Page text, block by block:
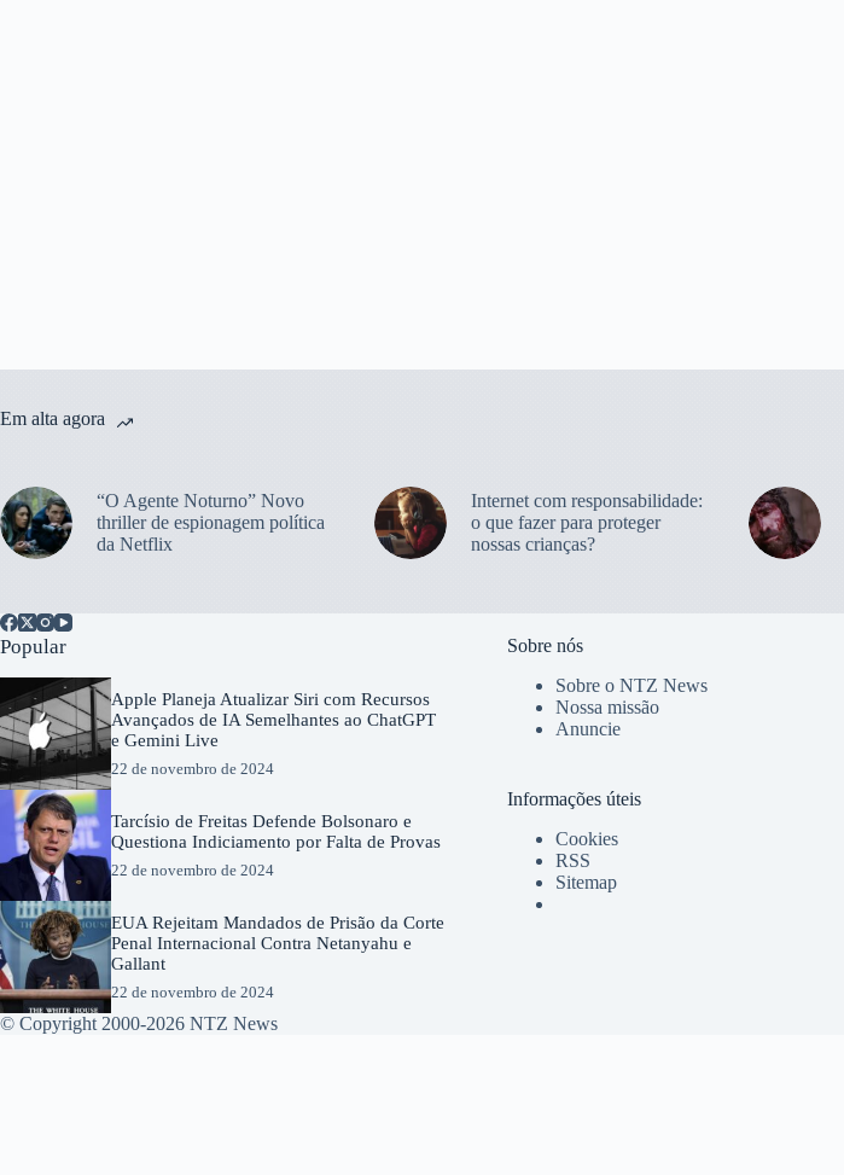
Em alta agora
“O Agente Noturno” Novo
thriller de espionagem política
da Netflix
Internet com responsabilidade:
o que fazer para proteger
nossas crianças?
Popular
Apple Planeja Atualizar Siri com Recursos
Avançados de IA Semelhantes ao ChatGPT
e Gemini Live
22 de novembro de 2024
Tarcísio de Freitas Defende Bolsonaro e
Questiona Indiciamento por Falta de Provas
22 de novembro de 2024
EUA Rejeitam Mandados de Prisão da Corte
Penal Internacional Contra Netanyahu e
Gallant
22 de novembro de 2024
Sobre nós
Sobre o NTZ News
Nossa missão
Anuncie
Informações úteis
Cookies
RSS
Sitemap
© Copyright 2000-2026 NTZ News